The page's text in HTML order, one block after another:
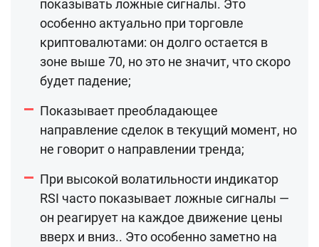
показывать ложные сигналы. Это
особенно актуально при торговле
криптовалютами: он долго остается в
зоне выше 70, но это не значит, что скоро
будет падение;
Показывает преобладающее
направление сделок в текущий момент, но
не говорит о направлении тренда;
При высокой волатильности индикатор
RSI часто показывает ложные сигналы —
он реагирует на каждое движение цены
вверх и вниз.. Это особенно заметно на